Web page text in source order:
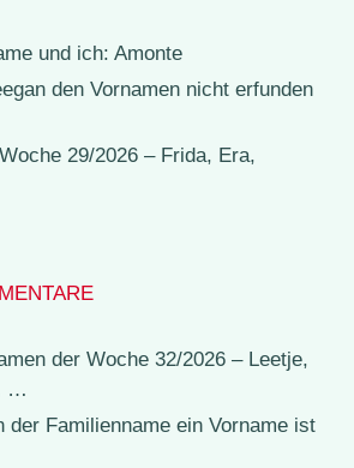
und ich: Amonte
den Vornamen nicht erfunden
29/2026 – Frida, Era,
der Woche 32/2026 – Leetje,
…
der Familienname ein Vorname ist